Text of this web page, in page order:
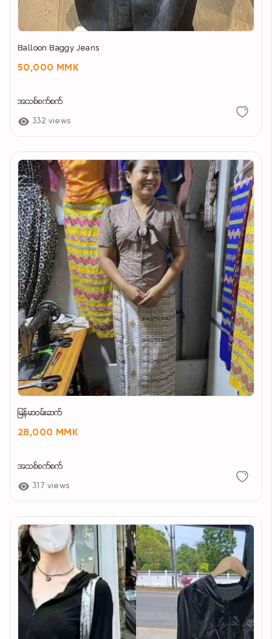
Balloon Baggy Jeans
50,000 MMK
အသစ်စက်စက်
332 views
မြန်မာဝမ်းဆက်
28,000 MMK
အသစ်စက်စက်
317 views